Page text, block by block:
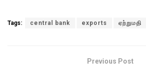
Tags: central bank exports ஏற்றுமதி
Previous Post